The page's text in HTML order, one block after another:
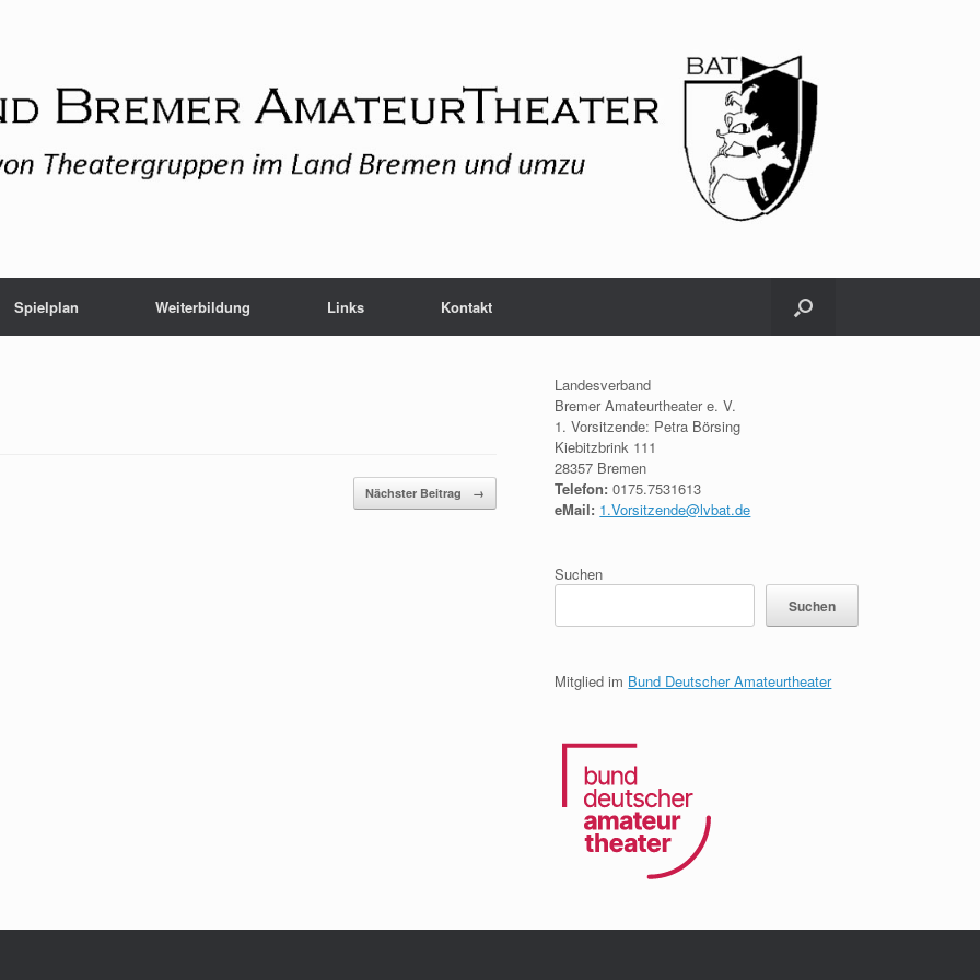
Spielplan Weiterbildung Links Kontakt
Nächster Beitrag →
Landesverband
Bremer Amateurtheater e. V.
1. Vorsitzende: Petra Börsing
Kiebitzbrink 111
28357 Bremen
Telefon: 0175.7531613
eMail: 1.Vorsitzende@lvbat.de
Suchen
Suchen
Mitglied im Bund Deutscher Amateurtheater